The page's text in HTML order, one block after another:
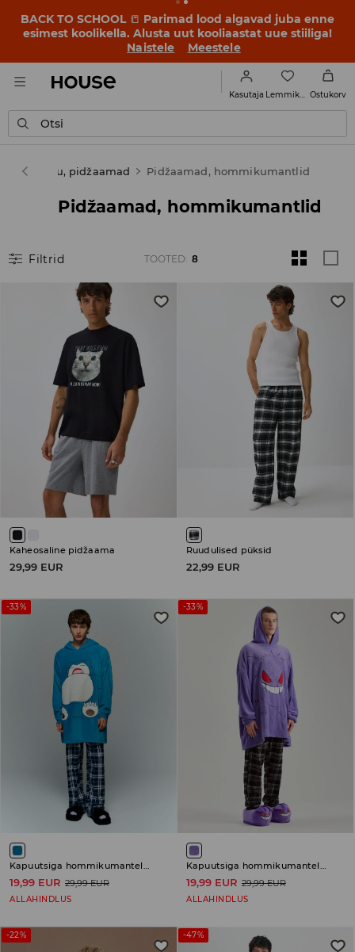
BACK TO SCHOOL 📒 Parimad lood algavad juba enne
esimest koolikella. Alusta uut kooliaastat uue stiiliga!
Naistele
Meestele
Kasutaja Ostukorv
Otsi
Aluspesu, pidžaamad Pidžaamad, hommikumantlid
Pidžaamad, hommikumantlid
Filtrid TOOTED: 8
Kaheosaline pidžaama
29,99 EUR
Ruudulised püksid
22,99 EUR
-33%
Kapuutsiga hommikumantel Pokémon
19,99 EUR 29,99 EUR
ALLAHINDLUS
-33%
Kapuutsiga hommikumantel Pokémon
19,99 EUR 29,99 EUR
ALLAHINDLUS
-22% -47%